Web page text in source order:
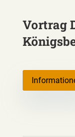
Vortrag